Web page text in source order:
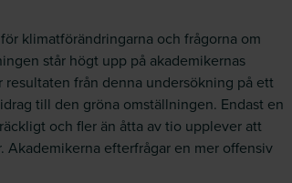
klimatförändringarna och frågorna om
står högt upp på akademikernas
från denna undersökning på ett
till den gröna omställningen. Endast en
och fler än åtta av tio upplever att
Akademikerna efterfrågar en mer offensiv